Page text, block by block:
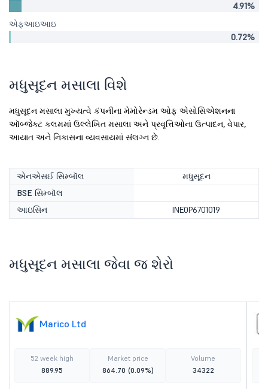
4.91%
એફઆઇઆઇ
0.72%
મધુસૂદન મસાલા વિશે
મધુસૂદન મસાલા મુખ્યત્વે કંપનીના મેમોરેન્ડમ ઓફ એસોસિએશનના
ઑબ્જેક્ટ કલમમાં ઉલ્લેખિત મસાલા અને પ્રવૃત્તિઓના ઉત્પાદન, વેપાર,
આયાત અને નિકાસના વ્યવસાયમાં સંલગ્ન છે.
એનએસઈ સિમ્બૉલ
મધુસૂદન
BSE સિમ્બૉલ
આઇસિન
INE0P6701019
મધુસૂદન મસાલા જેવા જ શેરો
Marico Ltd
52 week high
889.95
Market price
864.70 (0.09%)
Volume
34322